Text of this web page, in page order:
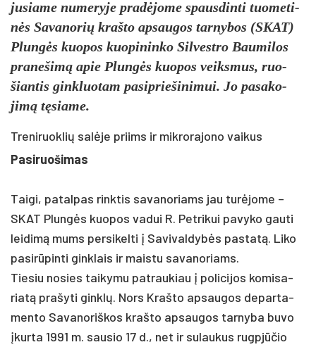
ju­sia­me nu­me­ry­je pra­dėjo­me spaus­din­ti tuo­me­ti­
nės Sa­va­no­rių kraš­to ap­sau­gos tar­ny­bos (SKAT)
Plungės kuo­pos kuo­pi­nin­ko Sil­vest­ro Bau­mi­los
pra­ne­šimą apie Plungės kuo­pos veiks­mus, ruo­
šian­tis gink­luo­tam pa­si­prie­ši­ni­mui. Jo pa­sa­ko­
jimą tęsia­me.
Treniruoklių salėje priims ir mikrorajono vaikus
Pa­si­ruo­ši­mas
Tai­gi, pa­tal­pas rink­tis sa­va­no­riams jau turė­jo­me –
SKAT Plungės kuo­pos va­dui R. Pet­ri­kui pa­vy­ko gau­ti
lei­dimą mums per­si­kel­ti į Sa­vi­val­dybės pa­statą. Li­ko
pa­si­rūpin­ti gink­lais ir mais­tu sa­va­no­riams.
Tie­siu no­sies tai­ky­mu pa­trau­kiau į po­li­ci­jos ko­mi­sa­
riatą pra­šy­ti ginklų. Nors Kraš­to ap­sau­gos de­par­ta­
men­to Sa­va­no­riš­kos kraš­to ap­sau­gos tar­ny­ba bu­vo
įkur­ta 1991 m. sau­sio 17 d., net ir su­lau­kus rugpjū­čio